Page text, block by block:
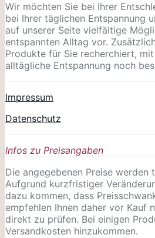
Wir möchten Sie bei Ihrer
bei Ihrer täglichen Entspannung
auf unserer Seite vielfältige
entspannten Alltag vor.
Produkte für Sie recherchiert,
alltägliche Entspannung noch
Impressum
Datenschutz
Infos zu Preisangaben
Die angegebenen Preise werden
Aufgrund kurzfristiger
dazu kommen, dass
empfehlen Ihnen daher vor Kauf
direkt zu prüfen. Bei einigen
Versandkosten hinzukommen.